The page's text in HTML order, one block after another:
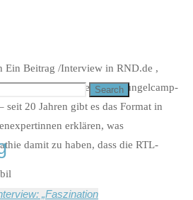
Search
Ein Beitrag /Interview in RND.de ,
„Die neue Dschungelcamp-
seit 20 Jahren gibt es das Format in
erklären, was
damit zu haben, dass die RTL-
„Faszination